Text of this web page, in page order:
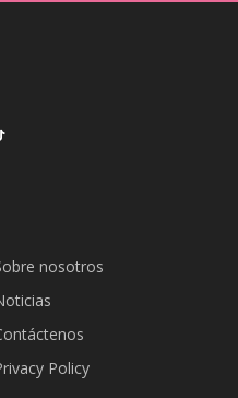
nosotros
Policy